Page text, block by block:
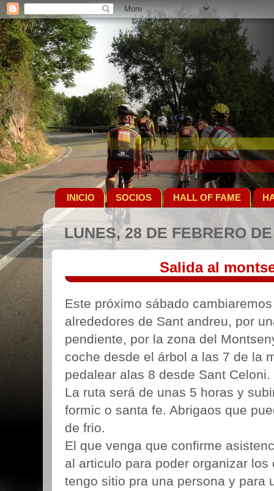
INICIO SOCIOS HALL OF FAME
LUNES, 28 DE FEBRERO
Salida al
Este próximo sábado
alrededores de Sant andreu, por
pendiente, por la zona del
coche desde el árbol a las 7 de la
pedalear alas 8 desde Sant Celoni.
La ruta será de unas 5 horas y
formic o santa fe. Abrigaos que
de frio.
El que venga que confirme
al articulo para poder organizar
tengo sitio pra una persona y para